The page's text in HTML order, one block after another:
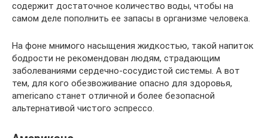
содержит достаточное количество воды, чтобы на
самом деле пополнить ее запасы в организме человека.
На фоне мнимого насыщения жидкостью, такой напиток
бодрости не рекомендован людям, страдающим
заболеваниями сердечно-сосудистой системы. А вот
тем, для кого обезвоживание опасно для здоровья,
americano станет отличной и более безопасной
альтернативой чистого эспрессо.